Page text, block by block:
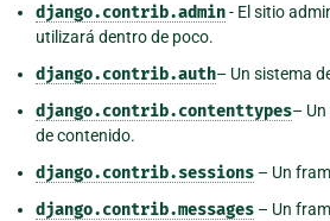
django.contrib.admin- El sitio
utilizará dentro de poco.
django.contrib.auth– Un sistema
django.contrib.contenttypes–
de contenido.
django.contrib.sessions – Un
django.contrib.messages – Un